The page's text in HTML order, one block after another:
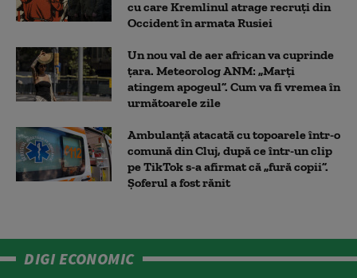
cu care Kremlinul atrage recruți din
Occident în armata Rusiei
Un nou val de aer african va cuprinde
țara. Meteorolog ANM: „Marți
atingem apogeul”. Cum va fi vremea în
următoarele zile
Ambulanţă atacată cu topoarele într-o
comună din Cluj, după ce într-un clip
pe TikTok s-a afirmat că „fură copii”.
Șoferul a fost rănit
DIGI ECONOMIC